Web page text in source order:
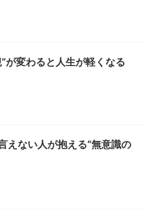
”が変わると人生が軽くなる
えない人が抱える“無意識の